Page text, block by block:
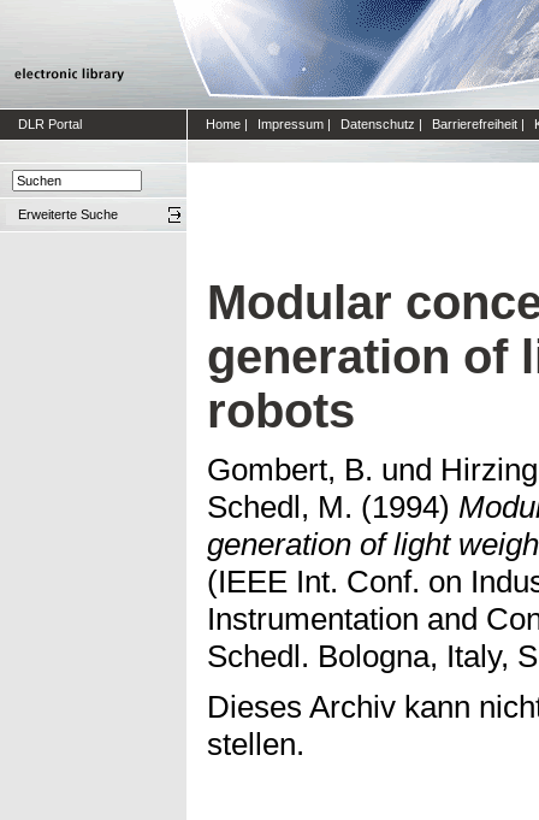
DLR Portal Home | Impressum | Datenschutz | Barrierefreiheit |
Erweiterte Suche
Modular
generation of
robots
Gombert, B. und
Schedl, M. (1994)
generation of light
(IEEE Int. Conf. on
Instrumentation and
Schedl. Bologna, Italy,
Dieses Archiv kann
stellen.